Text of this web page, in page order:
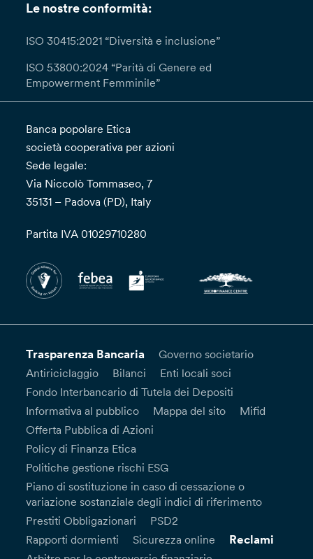
Le nostre conformità:
ISO 30415:2021 “Diversità e inclusione”
ISO 53800:2024 “Parità di Genere ed
Empowerment Femminile”
Banca popolare Etica
società cooperativa per azioni
Sede legale:
Via Niccolò Tommaseo, 7
35131 – Padova (PD), Italy
Partita IVA 01029710280
Trasparenza Bancaria
Governo societario
Antiriciclaggio
Bilanci
Enti locali soci
Fondo Interbancario di Tutela dei Depositi
Informativa al pubblico
Mappa del sito
Mifid
Offerta Pubblica di Azioni
Policy di Finanza Etica
Politiche gestione rischi ESG
Piano di sostituzione in caso di cessazione o
variazione sostanziale degli indici di riferimento
Prestiti Obbligazionari
PSD2
Rapporti dormienti
Sicurezza online Reclami